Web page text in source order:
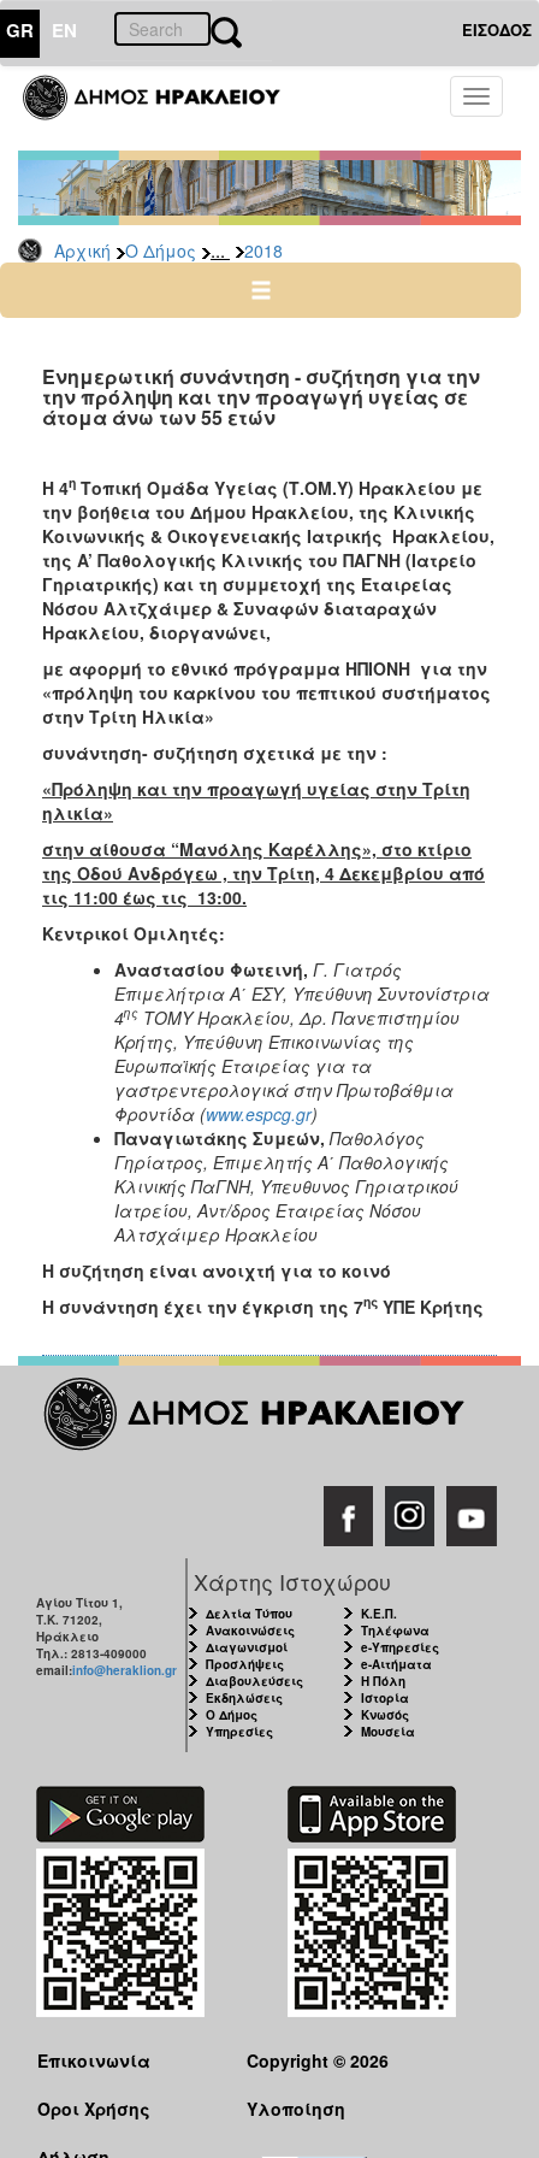
GR EN ΕΙΣΟΔΟΣ
Toggle
Αρχική Ο Δήμος ... 2018
ΔΗΜΟΣ
Δελτία
Τύπου
Αρχείο
2026
2024
2022
2021
2019
2018
2017
2016
2013
2012
2011
2010
Ενημερωτική συνάντηση - συζήτηση για την
την πρόληψη και την προαγωγή υγείας σε
άτομα άνω των 55 ετών
Η 4η Τοπική Ομάδα Υγείας (Τ.ΟΜ.Υ) Ηρακλείου με
την βοήθεια του Δήμου Ηρακλείου, της Κλινικής
Κοινωνικής & Οικογενειακής Ιατρικής Ηρακλείου,
της A’ Παθολογικής Κλινικής του ΠΑΓΝΗ (Ιατρείο
Γηριατρικής) και τη συμμετοχή της Εταιρείας
Νόσου Αλτζχάιμερ & Συναφών διαταραχών
Ηρακλείου, διοργανώνει,
με αφορμή το εθνικό πρόγραμμα ΗΠΙΟΝΗ για την
«πρόληψη του καρκίνου του πεπτικού συστήματος
στην Τρίτη Ηλικία»
συνάντηση- συζήτηση σχετικά με την :
«Πρόληψη και την προαγωγή υγείας στην Τρίτη
ηλικία»
στην αίθουσα “Μανόλης Καρέλλης», στο κτίριο
της Οδού Ανδρόγεω , την Τρίτη, 4 Δεκεμβρίου από
τις 11:00 έως τις 13:00.
Κεντρικοί Ομιλητές:
Αναστασίου Φωτεινή, Γ. Γιατρός
Επιμελήτρια Α΄ ΕΣΥ, Υπεύθυνη Συντονίστρια
4ης ΤΟΜΥ Ηρακλείου, Δρ. Πανεπιστημίου
Κρήτης, Υπεύθυνη Επικοινωνίας της
Ευρωπαϊκής Εταιρείας για τα
γαστρεντερολογικά στην Πρωτοβάθμια
Φροντίδα (www.espcg.gr)
Παναγιωτάκης Συμεών, Παθολόγος
Γηρίατρος, Επιμελητής Α΄ Παθολογικής
Κλινικής ΠαΓΝΗ, Υπευθυνος Γηριατρικού
Ιατρείου, Αντ/δρος Εταιρείας Νόσου
Αλτσχάιμερ Ηρακλείου
Η συζήτηση είναι ανοιχτή για το κοινό
Η συνάντηση έχει την έγκριση της 7ης ΥΠΕ Κρήτης
Αγίου Τίτου 1,
Τ.Κ. 71202,
Ηράκλειο
Τηλ.: 2813-409000
email:info@heraklion.gr
Χάρτης Ιστοχώρου
Δελτία Τύπου
Ανακοινώσεις
Διαγωνισμοί
Προσλήψεις
Διαβουλεύσεις
Εκδηλώσεις
Ο Δήμος
Υπηρεσίες
Κ.Ε.Π.
Τηλέφωνα
e-Υπηρεσίες
e-Αιτήματα
Η Πόλη
Ιστορία
Κνωσός
Μουσεία
Επικοινωνία
Όροι Χρήσης
Copyright © 2026
Υλοποίηση